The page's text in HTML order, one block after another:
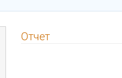
Отчет